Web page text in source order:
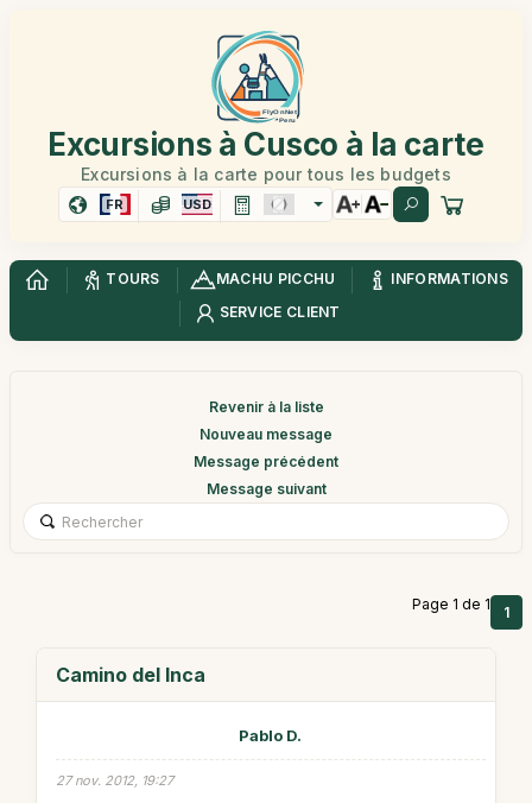
Excursions à Cusco à la carte
Excursions à la carte pour tous les budgets
FR USD
TOURS MACHU PICCHU
INFORMATIONS
SERVICE CLIENT
Revenir à la liste
Nouveau message
Message précédent
Message suivant
Page 1 de 1 1
Camino del Inca
Pablo D.
27 nov. 2012, 19:27